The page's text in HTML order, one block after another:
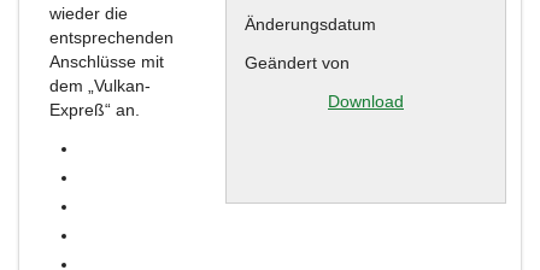
wieder die
entsprechenden
Anschlüsse mit
dem „Vulkan-
Expreß“ an.
Änderungsdatum
Geändert von
Download